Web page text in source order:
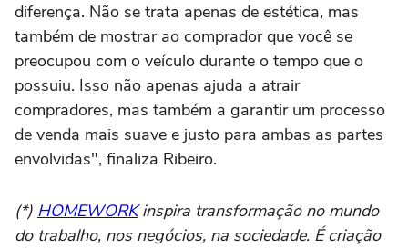
diferença. Não se trata apenas de estética, mas
também de mostrar ao comprador que você se
preocupou com o veículo durante o tempo que o
possuiu. Isso não apenas ajuda a atrair
compradores, mas também a garantir um processo
de venda mais suave e justo para ambas as partes
envolvidas", finaliza Ribeiro.
(*) HOMEWORKinspira transformação no mundo
do trabalho, nos negócios, na sociedade. É criação